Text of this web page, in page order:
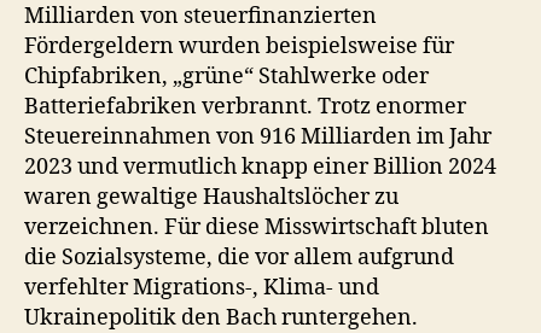
Milliarden von steuerfinanzierten
Fördergeldern wurden beispielsweise für
Chipfabriken, „grüne“ Stahlwerke oder
Batteriefabriken verbrannt. Trotz enormer
Steuereinnahmen von 916 Milliarden im Jahr
2023 und vermutlich knapp einer Billion 2024
waren gewaltige Haushaltslöcher zu
verzeichnen. Für diese Misswirtschaft bluten
die Sozialsysteme, die vor allem aufgrund
verfehlter Migrations-, Klima- und
Ukrainepolitik den Bach runtergehen.